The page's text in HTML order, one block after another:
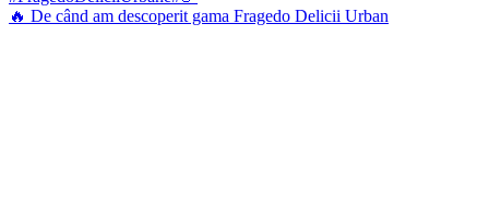
🔥 De când am descoperit gama Fragedo Delicii Urban